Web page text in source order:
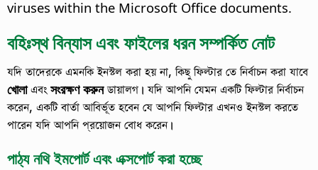
viruses within the Microsoft Office documents.
বহিঃস্থ বিন্যাস এবং ফাইলের ধরন সম্পর্কিত নোট
যদি তাদেরকে এমনকি ইনস্টল করা হয় না, কিছু ফিল্টার তে নির্বাচন করা যাবে
খোলাএবংসংরক্ষণ করুনডায়ালগ। যদি আপনি যেমন একটি ফিল্টার নির্বাচন
করেন, একটি বার্তা আবির্ভূত হবেন যে আপনি ফিল্টার এখনও ইনস্টল করতে
পারেন যদি আপনি প্রয়োজন বোধ করেন।
পাঠ্য নথি ইমপোর্ট এবং এক্সপোর্ট করা হচ্ছে